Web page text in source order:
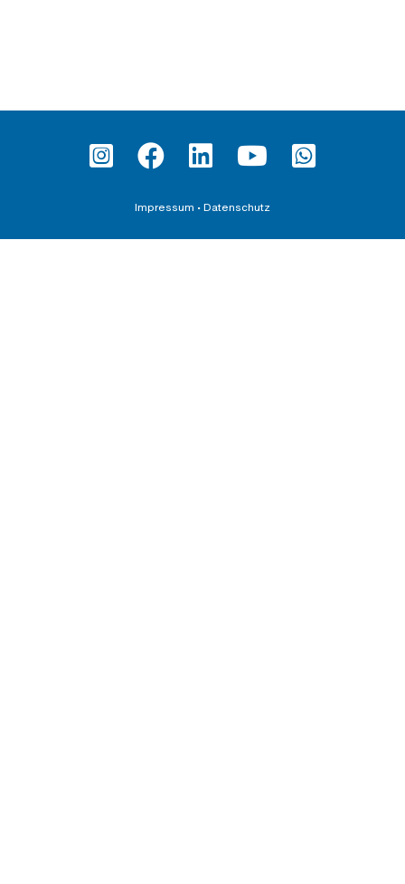
Impressum •Datenschutz